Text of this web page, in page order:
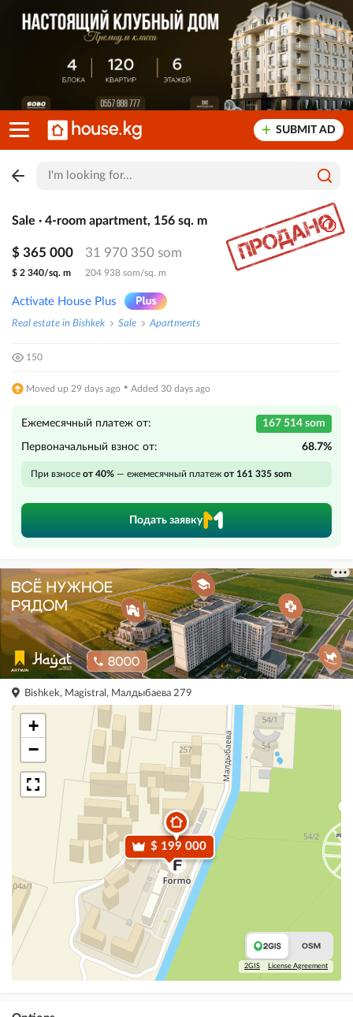
SUBMIT AD
Sale · 4-room apartment, 156 sq. m
$ 365 000 31 970 350 som
$ 2 340/sq. m 204 938 som/sq. m
Activate House Plus
Real estate in Bishkek Sale Apartments
150
Moved up 29 days ago · Added 30 days ago
Ежемесячный платеж от: 167 514 som
Первоначальный взнос от: 68.7%
При взносе от 40% — ежемесячный платеж от 161 335 som
Подать заявку
Bishkek, Magistral, Малдыбаева 279
$ 199 000
+
−
2GIS License Agreement